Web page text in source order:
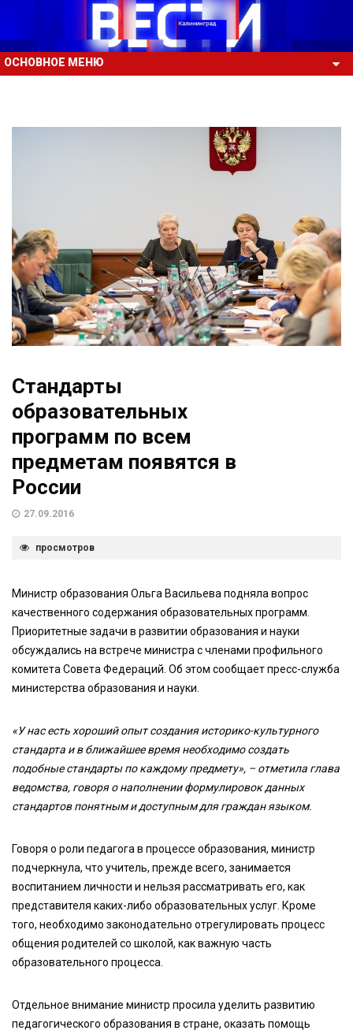
ОСНОВНОЕ МЕНЮ
Стандарты
образовательных
программ по всем
предметам появятся в
России
27.09.2016
просмотров
Министр образования Ольга Васильева подняла вопрос
качественного содержания образовательных программ.
Приоритетные задачи в развитии образования и науки
обсуждались на встрече министра с членами профильного
комитета Совета Федераций. Об этом сообщает пресс-служба
министерства образования и науки.
«У нас есть хороший опыт создания историко-культурного
стандарта и в ближайшее время необходимо создать
подобные стандарты по каждому предмету», – отметила глава
ведомства, говоря о наполнении формулировок данных
стандартов понятным и доступным для граждан языком.
Говоря о роли педагога в процессе образования, министр
подчеркнула, что учитель, прежде всего, занимается
воспитанием личности и нельзя рассматривать его, как
представителя каких-либо образовательных услуг. Кроме
того, необходимо законодательно отрегулировать процесс
общения родителей со школой, как важную часть
образовательного процесса.
Отдельное внимание министр просила уделить развитию
педагогического образования в стране, оказать помощь